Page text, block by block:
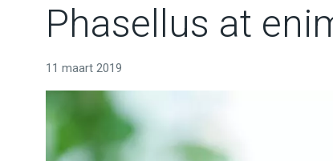
Phasellus at
11 maart 2019